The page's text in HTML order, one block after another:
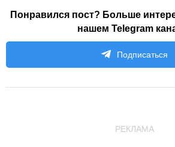
Понравился пост? Больше
нашем Telegram
Подписаться
РЕКЛАМА